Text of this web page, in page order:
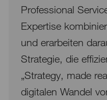
Professional
Expertise
und erarbeiten
Strategie, die
„Strategy, made
digitalen Wandel